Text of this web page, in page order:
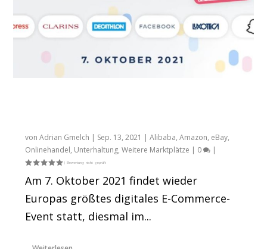
vonAdrian Gmelch | Sep. 13, 2021 |Alibaba,Amazon, eBay,
Onlinehandel, Unterhaltung,Weitere Marktplätze | 0 |
Am 7. Oktober 2021 findet wieder
Europas größtes digitales E-Commerce-
Event statt, diesmal im...